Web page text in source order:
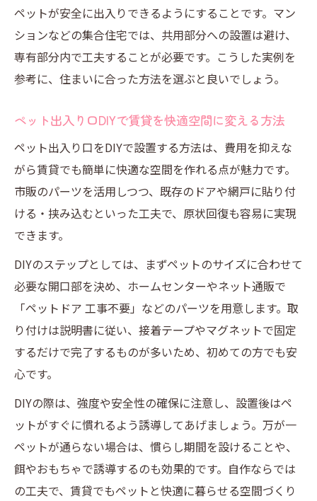
ペットが安全に出入りできるようにすることです。マン
ションなどの集合住宅では、共用部分への設置は避け、
専有部分内で工夫することが必要です。こうした実例を
参考に、住まいに合った方法を選ぶと良いでしょう。
ペット出入り口DIYで賃貸を快適空間に変える方法
ペット出入り口をDIYで設置する方法は、費用を抑えな
がら賃貸でも簡単に快適な空間を作れる点が魅力です。
市販のパーツを活用しつつ、既存のドアや網戸に貼り付
ける・挟み込むといった工夫で、原状回復も容易に実現
できます。
DIYのステップとしては、まずペットのサイズに合わせて
必要な開口部を決め、ホームセンターやネット通販で
「ペットドア 工事不要」などのパーツを用意します。取
り付けは説明書に従い、接着テープやマグネットで固定
するだけで完了するものが多いため、初めての方でも安
心です。
DIYの際は、強度や安全性の確保に注意し、設置後はペ
ットがすぐに慣れるよう誘導してあげましょう。万が一
ペットが通らない場合は、慣らし期間を設けることや、
餌やおもちゃで誘導するのも効果的です。自作ならでは
の工夫で、賃貸でもペットと快適に暮らせる空間づくり